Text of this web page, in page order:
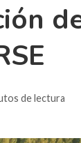
de lectura